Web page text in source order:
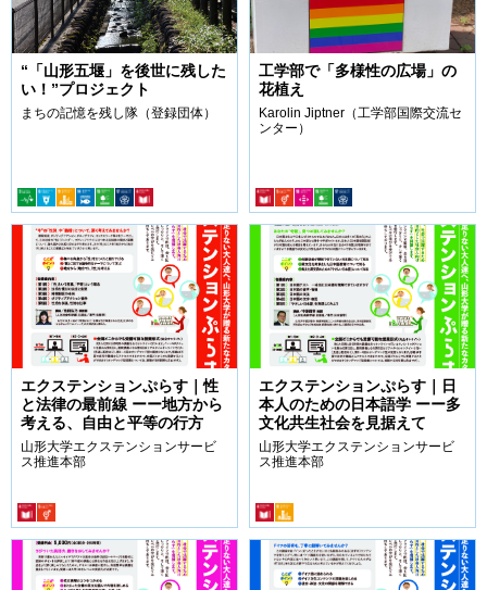
“「山形五堰」を後世に残した
い！”プロジェクト
まちの記憶を残し隊（登録団体）
工学部で「多様性の広場」の
花植え
Karolin Jiptner（工学部国際交流セ
ンター）
エクステンションぷらす｜性
と法律の最前線 ーー地方から
考える、自由と平等の行方
山形大学エクステンションサービ
ス推進本部
エクステンションぷらす｜日
本人のための日本語学 ーー多
文化共生社会を見据えて
山形大学エクステンションサービ
ス推進本部